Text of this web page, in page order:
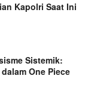
Kapolri Saat Ini
Sistemik:
One Piece